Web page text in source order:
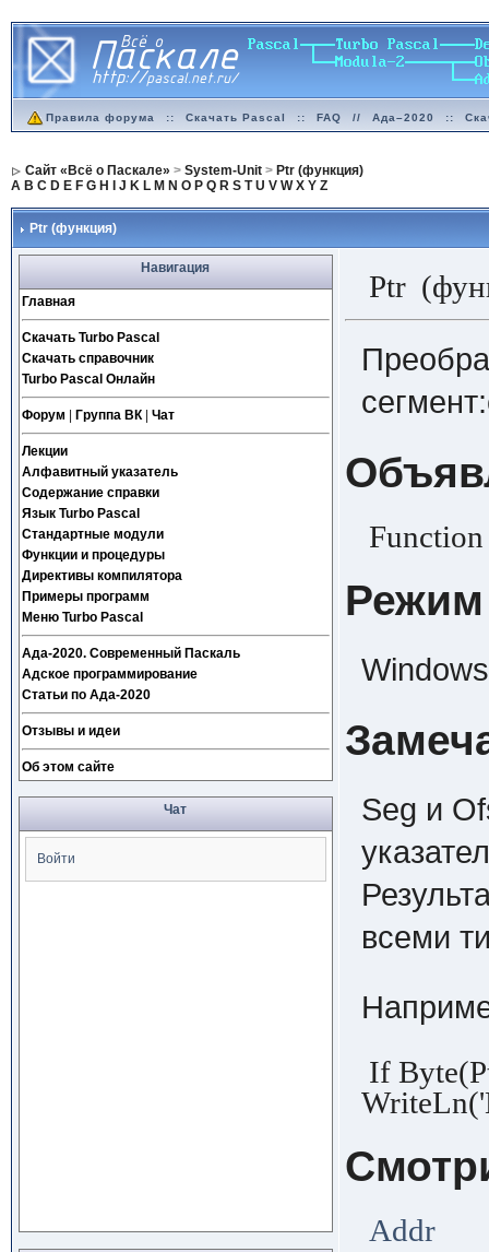
Правила форума :: Скачать Pascal :: FAQ // Ада–2020 ::
Сайт «Всё о Паскале» > System-Unit> Ptr (функция)
A B C D E F G H J K L M N O P Q R S T U V W X Y Z
Ptr (функция)
Навигация
Главная
Скачать Turbo Pascal
Скачать справочник
Turbo Pascal Онлайн
Форум Группа ВК| Чат
Лекции
Алфавитный указатель
Содержание справки
Язык Turbo Pascal
Стандартные модули
Функции и процедуры
Директивы компилятора
Примеры программ
Меню Turbo Pascal
Ада-2020. Современный Паскаль
Адское программирование
Статьи по Ада-2020
Отзывы и идеи
Об этом сайте
Чат
Войти
Ptr
Режим
Seg и
всеми
If
Addr